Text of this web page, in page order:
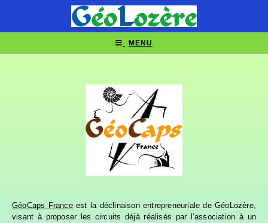
MENU
GéoCaps Franceest la déclinaison entrepreneuriale de GéoLozère,
visant à proposer les circuits déjà réalisés par l’association à un